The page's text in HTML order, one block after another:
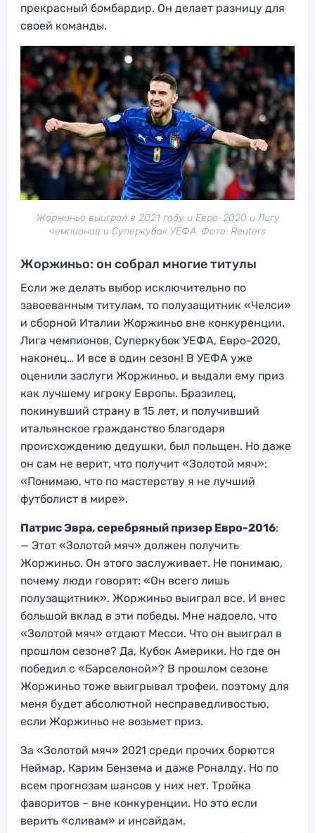
прекрасный бомбардир. Он делает разницу для
своей команды.
Жоржиньо выиграл в 2021 году и Евро-2020 и Лигу
чемпионов и Суперкубок УЕФА. Фото: Reuters
Жоржиньо: он собрал многие титулы
Если же делать выбор исключительно по
завоеванным титулам, то полузащитник «Челси»
и сборной Италии Жоржиньо вне конкуренции.
Лига чемпионов, Суперкубок УЕФА, Евро-2020,
наконец… И все в один сезон! В УЕФА уже
оценили заслуги Жоржиньо, и выдали ему приз
как лучшему игроку Европы. Бразилец,
покинувший страну в 15 лет, и получивший
итальянское гражданство благодаря
происхождению дедушки, был польщен. Но даже
он сам не верит, что получит «Золотой мяч»:
«Понимаю, что по мастерству я не лучший
футболист в мире».
Патрис Эвра, серебряный призер Евро-2016:
— Этот «Золотой мяч» должен получить
Жоржиньо. Он этого заслуживает. Не понимаю,
почему люди говорят: «Он всего лишь
полузащитник». Жоржиньо выиграл все. И внес
большой вклад в эти победы. Мне надоело, что
«Золотой мяч» отдают Месси. Что он выиграл в
прошлом сезоне? Да, Кубок Америки. Но где он
победил с «Барселоной»? В прошлом сезоне
Жоржиньо тоже выигрывал трофеи, поэтому для
меня будет абсолютной несправедливостью,
если Жоржиньо не возьмет приз.
За «Золотой мяч» 2021 среди прочих борются
Неймар, Карим Бензема и даже Роналду. Но по
всем прогнозам шансов у них нет. Тройка
фаворитов – вне конкуренции. Но это если
верить «сливам» и инсайдам.